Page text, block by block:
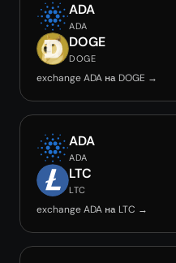
ADA
ADA
DOGE
DOGE
exchange ADA на DOGE →
ADA
ADA
LTC
LTC
exchange ADA на LTC →